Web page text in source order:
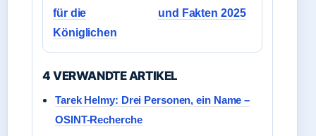
für die
Königlichen
und Fakten 2025
4 VERWANDTE ARTIKEL
Tarek Helmy: Drei Personen, ein Name –
OSINT-Recherche